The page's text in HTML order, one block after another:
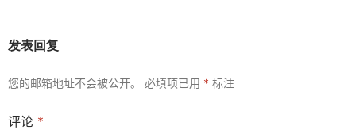
发表回复
您的邮箱地址不会被公开。 必填项已用 * 标注
评论 *